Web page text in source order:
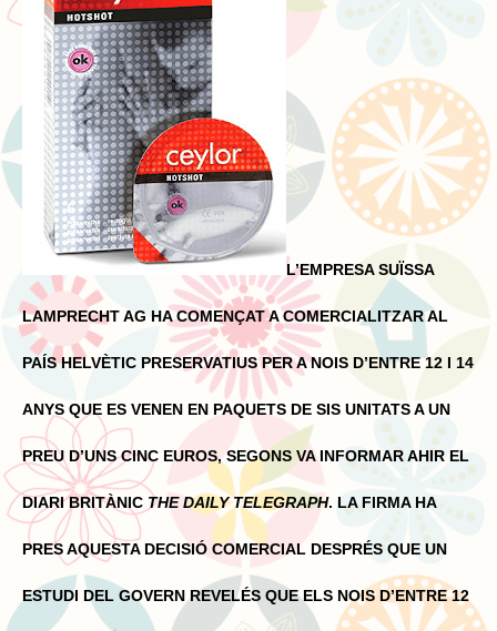
L’EMPRESA SUÏSSA
LAMPRECHT AG HA COMENÇAT A COMERCIALITZAR AL
PAÍS HELVÈTIC PRESERVATIUS PER A NOIS D’ENTRE 12 I 14
ANYS QUE ES VENEN EN PAQUETS DE SIS UNITATS A UN
PREU D’UNS CINC EUROS, SEGONS VA INFORMAR AHIR EL
DIARI BRITÀNIC THE DAILY TELEGRAPH. LA FIRMA HA
PRES AQUESTA DECISIÓ COMERCIAL DESPRÉS QUE UN
ESTUDI DEL GOVERN REVELÉS QUE ELS NOIS D’ENTRE 12